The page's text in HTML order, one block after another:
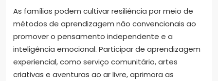
As famílias podem cultivar resiliência por meio de
métodos de aprendizagem não convencionais ao
promover o pensamento independente e a
inteligência emocional. Participar de aprendizagem
experiencial, como serviço comunitário, artes
criativas e aventuras ao ar livre, aprimora as